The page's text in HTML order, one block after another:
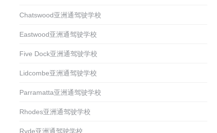
Chatswood亚洲通驾驶学校
Eastwood亚洲通驾驶学校
Five Dock亚洲通驾驶学校
Lidcombe亚洲通驾驶学校
Parramatta亚洲通驾驶学校
Rhodes亚洲通驾驶学校
Ryde亚洲通驾驶学校